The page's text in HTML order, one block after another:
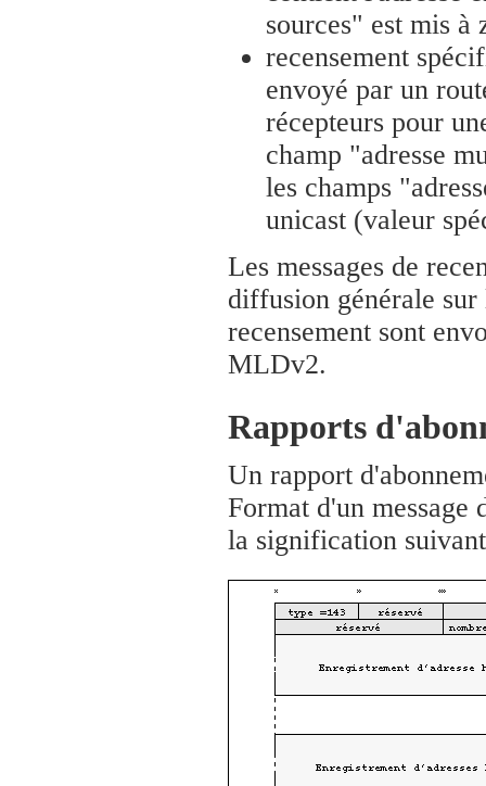
sources" est mis à
recensement
envoyé par un
récepteurs pour
champ "adresse
les champs
unicast (valeur
Les messages de
diffusion générale
recensement sont
MLDv2.
Rapports
Un rapport
Format d'un
la signification